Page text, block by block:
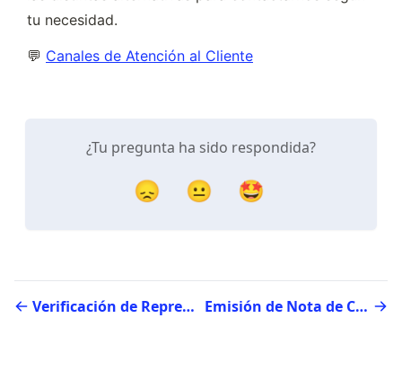
tu necesidad.
💬 Canales de Atención al Cliente
¿Tu pregunta ha sido respondida?
😞 😐 🤩
Verificación de Representante(s) legal(es) en el SII Emisión de Nota de Crédito en el SII (Clientes solo boleta)